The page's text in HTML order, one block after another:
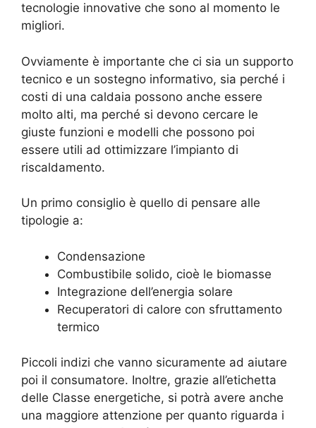
tecnologie innovative che sono al momento le
migliori.
Ovviamente è importante che ci sia un supporto
tecnico e un sostegno informativo, sia perché i
costi di una caldaia possono anche essere
molto alti, ma perché si devono cercare le
giuste funzioni e modelli che possono poi
essere utili ad ottimizzare l’impianto di
riscaldamento.
Un primo consiglio è quello di pensare alle
tipologie a:
Condensazione
Combustibile solido, cioè le biomasse
Integrazione dell’energia solare
Recuperatori di calore con sfruttamento
termico
Piccoli indizi che vanno sicuramente ad aiutare
poi il consumatore. Inoltre, grazie all’etichetta
delle Classe energetiche, si potrà avere anche
una maggiore attenzione per quanto riguarda i